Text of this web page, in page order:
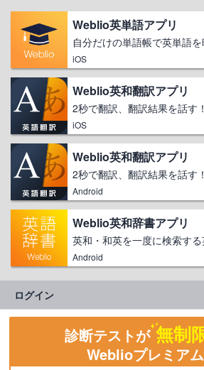
Weblio英単語アプリ
自分だけの単語帳で英単語
iOS
Weblio英和翻訳アプリ
2秒で翻訳、翻訳結果を話す！
iOS
Weblio英和翻訳アプリ
2秒で翻訳、翻訳結果を話す！
Android
Weblio英和辞書アプリ
英和・和英を一度に検索す
Android
ログイン
診断テストが 無制
Weblioプレミア